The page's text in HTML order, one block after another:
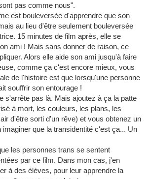
pas comme nous".
est bouleversée d'apprendre que son
au lieu d'être seulement bouleversée
15 minutes de film après, elle se
ami ! Mais sans donner de raison, ce
Alors elle aide son ami jusqu'à faire
comme ça c'est encore mieux, vous
de l'histoire est que lorsqu'une personne
souffrir son entourage !
s'arrête pas là. Mais ajoutez à ça la patte
à mort, les couleurs, les plans, les
d'être sorti d'un rêve) et vous obtenez un
que la transidentité c'est ça... Un
les personnes trans se sentent
par ce film. Dans mon cas, j'en
à des élèves, pour leur apprendre la